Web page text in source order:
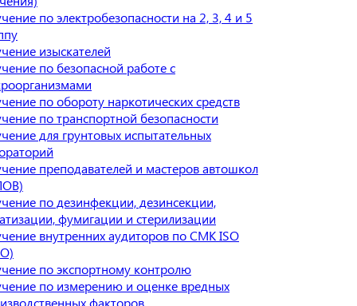
по электробезопасности на 2, 3, 4 и 5
изыскателей
по безопасной работе с
по обороту наркотических средств
по транспортной безопасности
для грунтовых испытательных
преподавателей и мастеров автошкол
по дезинфекции, дезинсекции,
фумигации и стерилизации
внутренних аудиторов по СМК ISO
по экспортному контролю
по измерению и оценке вредных
факторов